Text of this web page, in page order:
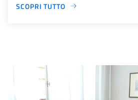
SCOPRI TUTTO